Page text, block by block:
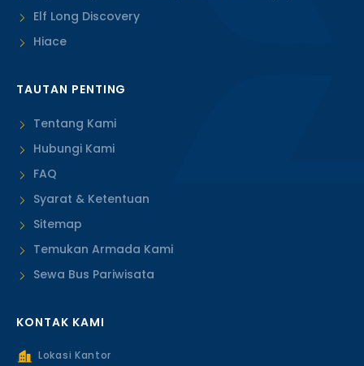
Elf Long Discovery
Hiace
TAUTAN PENTING
Tentang Kami
Hubungi Kami
FAQ
Syarat & Ketentuan
Sitemap
Temukan Armada Kami
Sewa Bus Pariwisata
KONTAK KAMI
Lokasi Kantor